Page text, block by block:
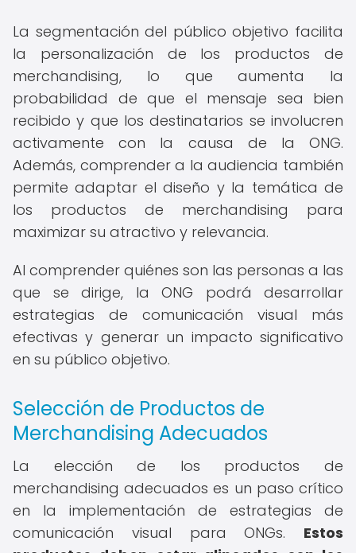
La segmentación del público objetivo facilita
la personalización de los productos de
merchandising, lo que aumenta la
probabilidad de que el mensaje sea bien
recibido y que los destinatarios se involucren
activamente con la causa de la ONG.
Además, comprender a la audiencia también
permite adaptar el diseño y la temática de
los productos de merchandising para
maximizar su atractivo y relevancia.
Al comprender quiénes son las personas a las
que se dirige, la ONG podrá desarrollar
estrategias de comunicación visual más
efectivas y generar un impacto significativo
en su público objetivo.
Selección de Productos de
Merchandising Adecuados
La elección de los productos de
merchandising adecuados es un paso crítico
en la implementación de estrategias de
comunicación visual para ONGs. Estos